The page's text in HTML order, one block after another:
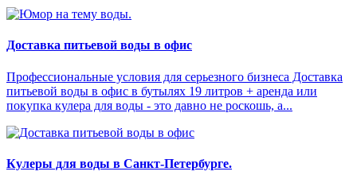
Доставка питьевой воды в офис
Профессиональные условия для серьезного бизнеса Доставка
питьевой воды в офис в бутылях 19 литров + аренда или
покупка кулера для воды - это давно не роскошь, а...
Кулеры для воды в Санкт-Петербурге.